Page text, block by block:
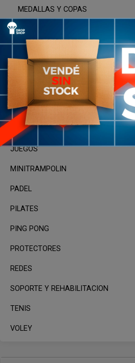
MEDALLAS Y COPAS
PELOTAS
SILBATO
GIMNASIA ARTISTICA
HANDBALL
HIDRATACION
HOCKEY
JUEGOS
MINITRAMPOLIN
PADEL
PILATES
PING PONG
PROTECTORES
REDES
SOPORTE Y REHABILITACION
TENIS
VOLEY